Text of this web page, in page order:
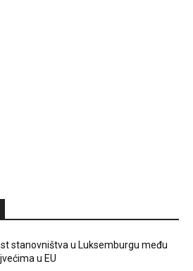
stanovništva u Luksemburgu među
u EU